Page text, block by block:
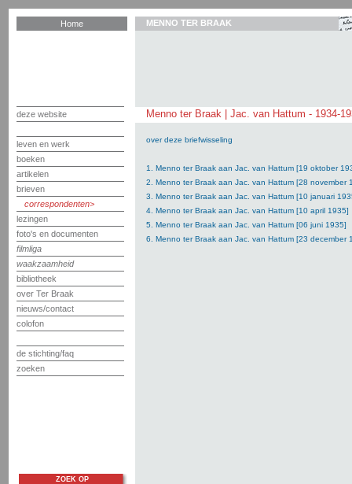
Home
deze website
leven en werk
boeken
artikelen
brieven
correspondenten
lezingen
foto's en documenten
filmliga
waakzaamheid
bibliotheek
over Ter Braak
nieuws/contact
colofon
de stichting/faq
zoeken
MENNO TER BRAAK
Menno ter Braak | Jac. van Hattum - 1934-
over deze briefwisseling
1. Menno ter Braak aan Jac. van Hattum [19 oktober
2. Menno ter Braak aan Jac. van Hattum [28 november
3. Menno ter Braak aan Jac. van Hattum [10 januari
4. Menno ter Braak aan Jac. van Hattum [10 april 1935]
5. Menno ter Braak aan Jac. van Hattum [06 juni 1935]
6. Menno ter Braak aan Jac. van Hattum [23 december
ZOEK OP